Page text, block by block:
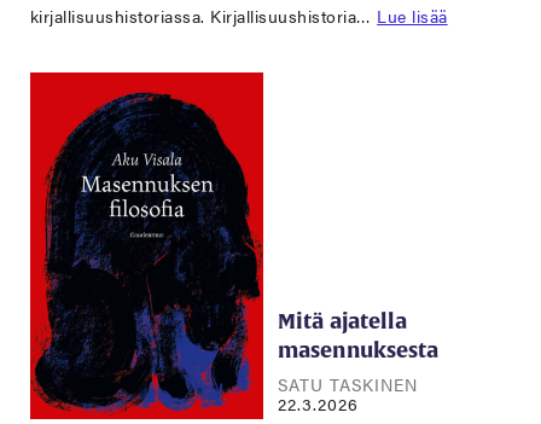
kirjallisuushistoriassa. Kirjallisuushistoria… Lue lisää
Mitä ajatella
masennuksesta
SATU TASKINEN
22.3.2026